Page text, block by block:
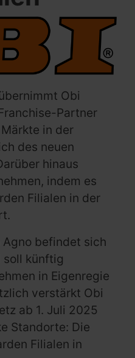
Obi
Partner
in der
des neuen
hinaus
indem es
Filialen in der
Agno befindet sich
soll künftig
in Eigenregie
verstärkt Obi
ab 1. Juli 2025
Standorte: Die
Filialen in